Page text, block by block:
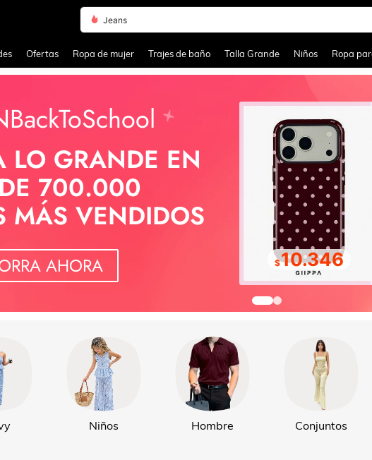
Jeans
Ofertas Ropa de mujer Trajes de baño Talla Grande Niños Ropa
LO GRANDE EN
700.000
MÁS VENDIDOS
AHORA $10.346
Niños Hombre Conjuntos